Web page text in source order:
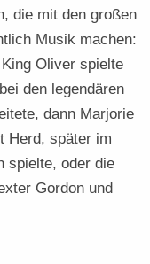
die mit den großen
Musik machen:
Oliver spielte
den legendären
dann Marjorie
Herd, später im
spielte, oder die
Gordon und